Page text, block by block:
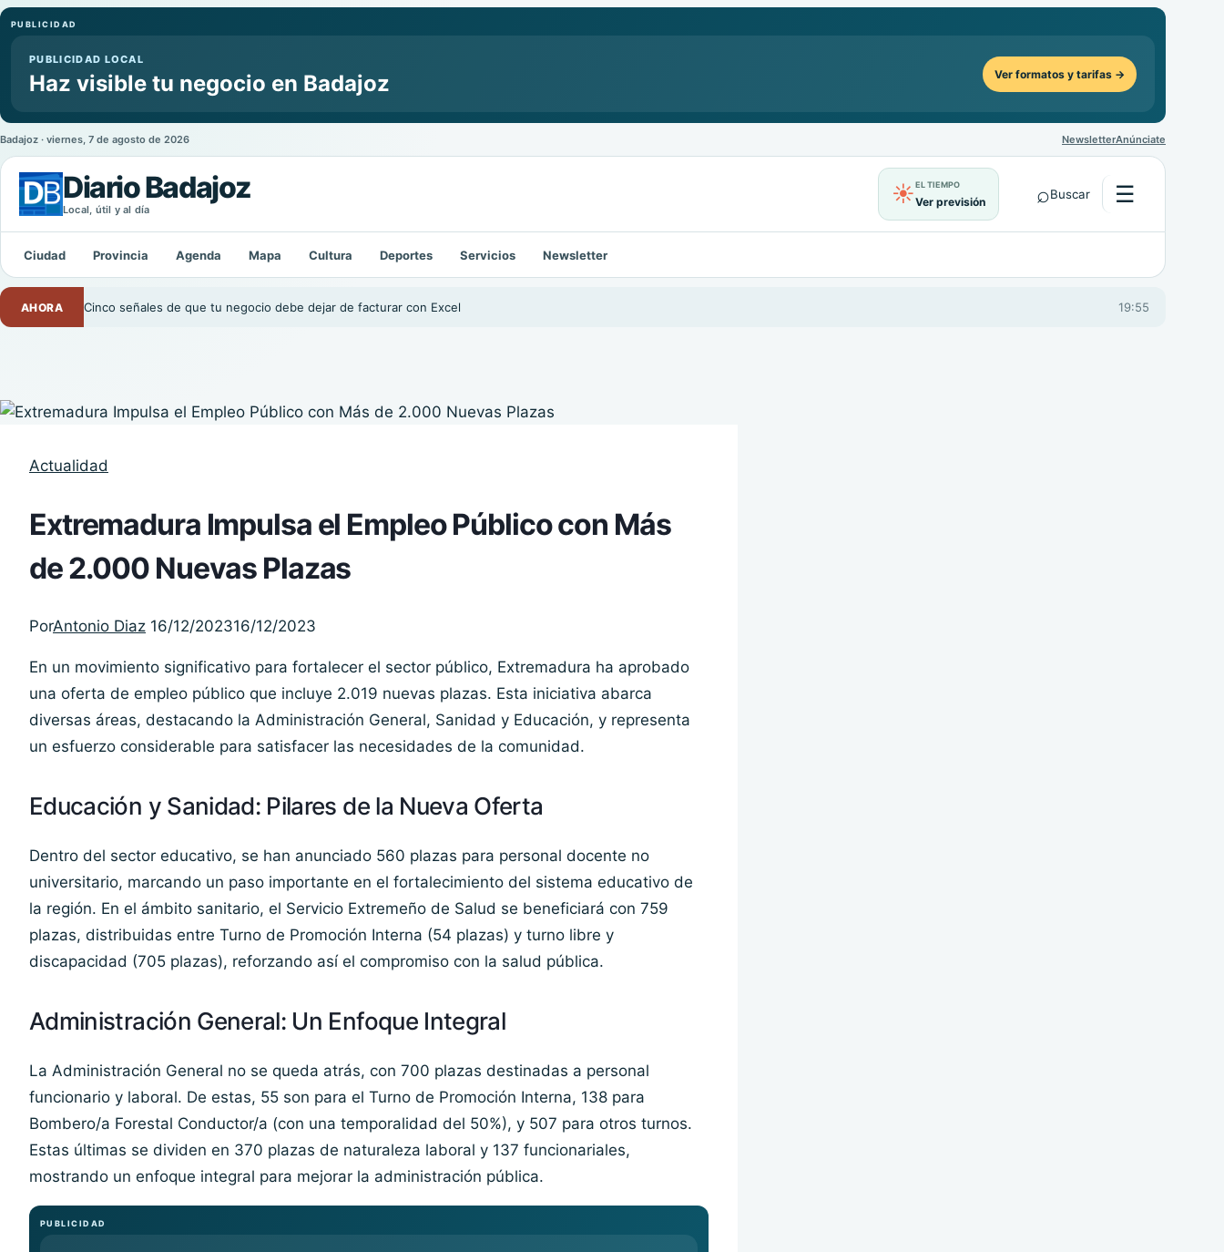
PUBLICIDAD
PUBLICIDAD LOCAL
Haz visible tu negocio en Badajoz Ver formatos y tarifas →
Badajoz · viernes, 7 de agosto de 2026 NewsletterAnúnciate
Diario Badajoz
Local, útil y al día
☀EL TIEMPO
Ver previsión ⌕Buscar ☰Abrir menú
Buscar:
Ciudad Provincia Agenda Mapa Cultura Deportes Servicios Newsletter
AHORA Cinco señales de que tu negocio debe dejar de facturar con Excel 19:55
Actualidad
Extremadura Impulsa el Empleo Público con Más
de 2.000 Nuevas Plazas
PorAntonio Diaz 16/12/202316/12/2023
En un movimiento significativo para fortalecer el sector público, Extremadura ha aprobado
una oferta de empleo público que incluye 2.019 nuevas plazas. Esta iniciativa abarca
diversas áreas, destacando la Administración General, Sanidad y Educación, y representa
un esfuerzo considerable para satisfacer las necesidades de la comunidad.
Educación y Sanidad: Pilares de la Nueva Oferta
Dentro del sector educativo, se han anunciado 560 plazas para personal docente no
universitario, marcando un paso importante en el fortalecimiento del sistema educativo de
la región. En el ámbito sanitario, el Servicio Extremeño de Salud se beneficiará con 759
plazas, distribuidas entre Turno de Promoción Interna (54 plazas) y turno libre y
discapacidad (705 plazas), reforzando así el compromiso con la salud pública.
Administración General: Un Enfoque Integral
La Administración General no se queda atrás, con 700 plazas destinadas a personal
funcionario y laboral. De estas, 55 son para el Turno de Promoción Interna, 138 para
Bombero/a Forestal Conductor/a (con una temporalidad del 50%), y 507 para otros turnos.
Estas últimas se dividen en 370 plazas de naturaleza laboral y 137 funcionariales,
mostrando un enfoque integral para mejorar la administración pública.
PUBLICIDAD